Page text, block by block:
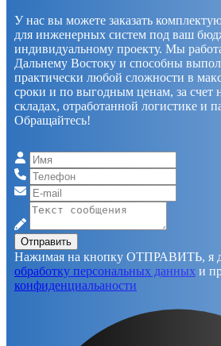
У нас вы можете заказать
для инженерных систем под ваш
индивидуальному проекту. Мы
Дальнему Востоку и способны
практически любой сложности в
сроки и по выгодным ценам, за счет
складах, отработанной логистике и
Обращайтесь!
Отправить
Нажимая на кнопку ОТПРАВИТЬ, я
обработку персональных данных и
конфиденциальаности